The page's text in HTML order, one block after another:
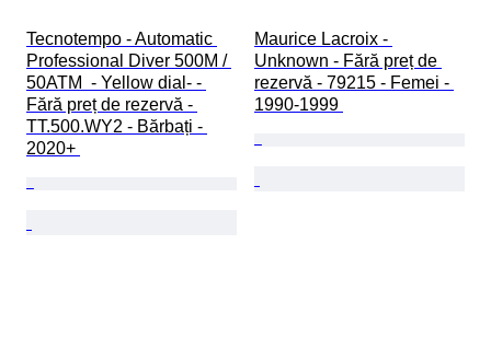
Tecnotempo - Automatic
Professional Diver 500M /
50ATM  - Yellow dial- -
Fără preț de rezervă -
TT.500.WY2 - Bărbați -
2020+
Maurice Lacroix -
Unknown - Fără preț de
rezervă - 79215 - Femei -
1990-1999